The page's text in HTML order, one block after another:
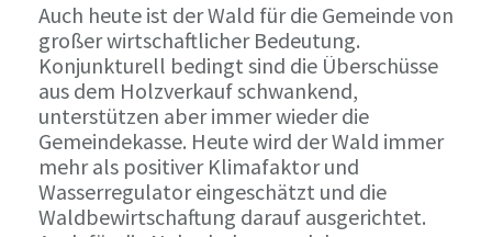
Auch heute ist der Wald für die Gemeinde von
großer wirtschaftlicher Bedeutung.
Konjunkturell bedingt sind die Überschüsse
aus dem Holzverkauf schwankend,
unterstützen aber immer wieder die
Gemeindekasse. Heute wird der Wald immer
mehr als positiver Klimafaktor und
Wasserregulator eingeschätzt und die
Waldbewirtschaftung darauf ausgerichtet.